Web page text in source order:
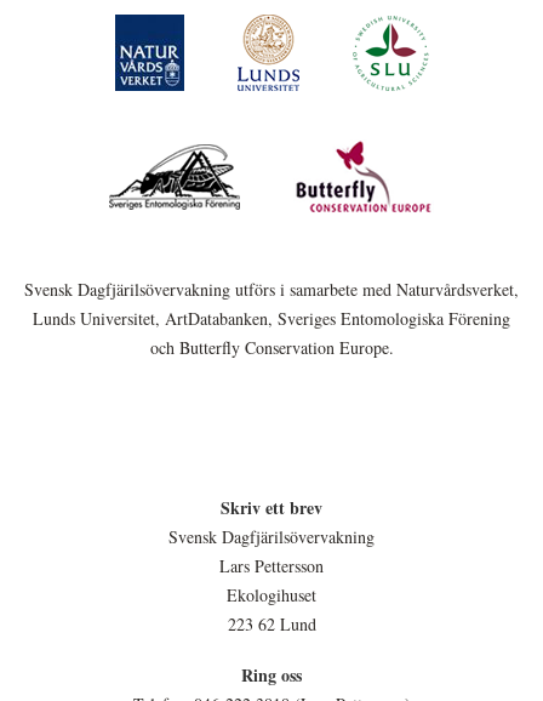
Svensk Dagfjärilsövervakning utförs i samarbete med Naturvårdsverket,
Lunds Universitet, ArtDatabanken, Sveriges Entomologiska Förening
och Butterfly Conservation Europe.
Skriv ett brev
Svensk Dagfjärilsövervakning
Lars Pettersson
Ekologihuset
223 62 Lund
Ring oss